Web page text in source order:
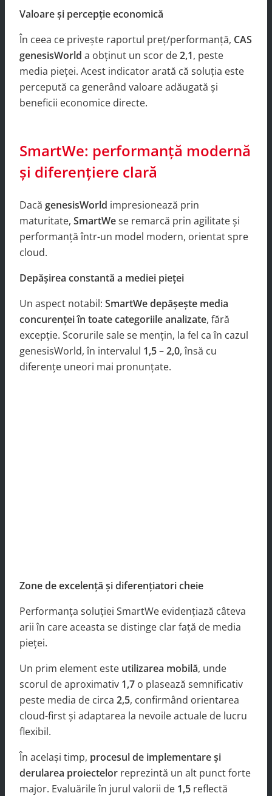
Valoare și percepție economică
În ceea ce privește raportul preț/performanță, CAS
genesisWorld a obținut un scor de2,1, peste
media pieței. Acest indicator arată că soluția este
percepută ca generând valoare adăugată și
beneficii economice directe.
SmartWe: performanță modernă
și diferențiere clară
Dacă genesisWorld impresionează prin
maturitate, SmartWese remarcă prin agilitate și
performanță într-un model modern, orientat spre
cloud.
Depășirea constantă a mediei pieței
Un aspect notabil: SmartWe depășește media
concurenței în toate categoriile analizate, fără
excepție. Scorurile sale se mențin, la fel ca în cazul
genesisWorld, în intervalul 1,5 – 2,0, însă cu
diferențe uneori mai pronunțate.
Zone de excelență și diferențiatori cheie
Performanța soluției SmartWe evidențiază câteva
arii în care aceasta se distinge clar față de media
pieței.
Un prim element este utilizarea mobilă, unde
scorul de aproximativ 1,7 o plasează semnificativ
peste media de circa 2,5, confirmând orientarea
cloud-first și adaptarea la nevoile actuale de lucru
flexibil.
În același timp, procesul de implementare și
derularea proiectelor reprezintă un alt punct forte
major. Evaluările în jurul valorii de 1,5 reflectă